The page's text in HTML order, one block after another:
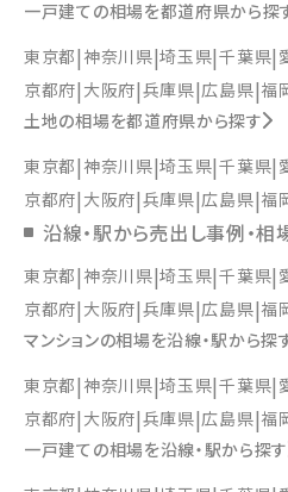
一戸建ての相場を都道府県から探
東京都 神奈川県 埼玉県 千葉県
京都府 大阪府 兵庫県 広島県 福
土地の相場を都道府県から探す
東京都 神奈川県 埼玉県 千葉県
京都府 大阪府 兵庫県 広島県 福
沿線・駅から売出し事例・
東京都 神奈川県 埼玉県 千葉県
京都府 大阪府 兵庫県 広島県 福
マンションの相場を沿線・駅から探
東京都 神奈川県 埼玉県 千葉県
京都府 大阪府 兵庫県 広島県 福
一戸建ての相場を沿線・駅から探す